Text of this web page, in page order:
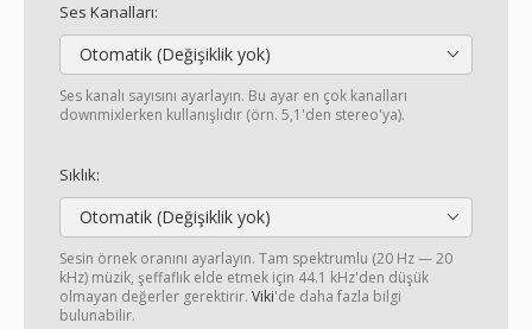
Ses Kanalları:
Otomatik (Değişiklik yok)
Ses kanalı sayısını ayarlayın. Bu ayar en çok kanalları
downmixlerken kullanışlıdır (örn. 5,1'den stereo'ya).
Sıklık:
Otomatik (Değişiklik yok)
Sesin örnek oranını ayarlayın. Tam spektrumlu (20 Hz — 20
kHz) müzik, şeffaflık elde etmek için 44.1 kHz'den düşük
olmayan değerler gerektirir. Viki'de daha fazla bilgi
bulunabilir.